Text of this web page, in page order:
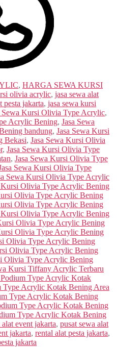
, HARGA SEWA KURSI
olivia acrylic, jasa sewa alat
pesta jakarta, jasa sewa kursi
Sewa Kursi Olivia Type Acrylic,
Acrylic Bening, Jasa Sewa
bandung, Jasa Sewa Kursi
Bekasi, Jasa Sewa Kursi Olivia
, Jasa Sewa Kursi Olivia Type
, Jasa Sewa Kursi Olivia Type
Sewa Kursi Olivia Type
Sewa Kursi Olivia Type Acrylic
Kursi Olivia Type Acrylic Bening
Olivia Type Acrylic Bening
Olivia Type Acrylic Bening
Kursi Olivia Type Acrylic Bening
Olivia Type Acrylic Bening
Olivia Type Acrylic Bening
Olivia Type Acrylic Bening
Olivia Type Acrylic Bening
Olivia Type Acrylic Bening
Kursi Tiffany Acrylic Terbaru
Podium Type Acrylic Kotak
Type Acrylic Kotak Bening Area
Type Acrylic Kotak Bening
Type Acrylic Kotak Bening
Type Acrylic Kotak Bening
alat event jakarta, pusat sewa alat
jakarta, rental alat pesta jakarta,
jakarta